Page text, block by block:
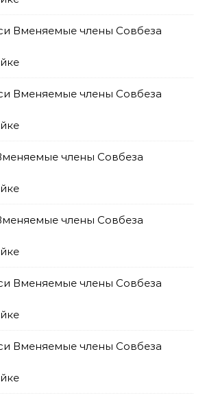
Вменяемые члены Совбеза
Вменяемые члены Совбеза
члены Совбеза
члены Совбеза
Вменяемые члены Совбеза
Вменяемые члены Совбеза